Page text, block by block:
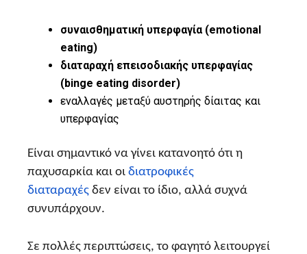
συναισθηματική υπερφαγία (emotional
eating)
διαταραχή επεισοδιακής υπερφαγίας
(binge eating disorder)
εναλλαγές μεταξύ αυστηρής δίαιτας και
υπερφαγίας
Είναι σημαντικό να γίνει κατανοητό ότι η
παχυσαρκία και οι διατροφικές
διαταραχές δεν είναι το ίδιο, αλλά συχνά
συνυπάρχουν.
Σε πολλές περιπτώσεις, το φαγητό λειτουργεί